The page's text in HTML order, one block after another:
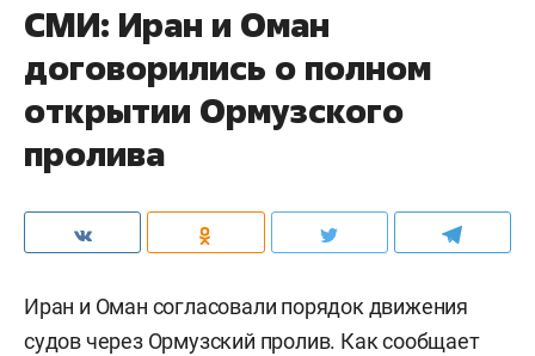
СМИ: Иран и Оман
договорились о полном
открытии Ормузского
пролива
Иран и Оман согласовали порядок движения
судов через Ормузский пролив. Как сообщает